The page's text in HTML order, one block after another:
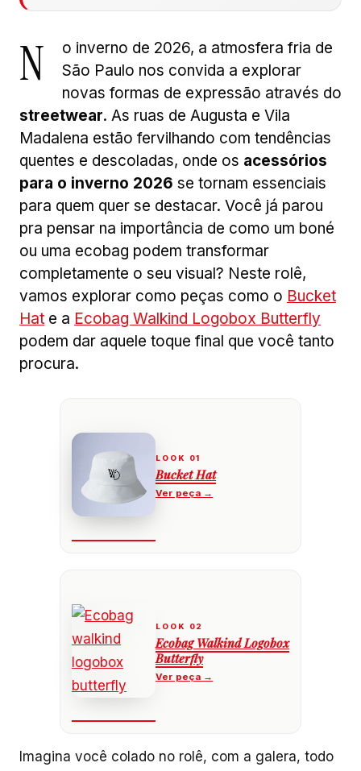
N
o inverno de 2026, a atmosfera fria de
São Paulo nos convida a explorar
novas formas de expressão através do
streetwear. As ruas de Augusta e Vila
Madalena estão fervilhando com tendências
quentes e descoladas, onde os acessórios
para o inverno 2026 se tornam essenciais
para quem quer se destacar. Você já parou
pra pensar na importância de como um boné
ou uma ecobag podem transformar
completamente o seu visual? Neste rolê,
vamos explorar como peças como o Bucket
Hat e a Ecobag Walkind Logobox Butterfly
podem dar aquele toque final que você tanto
procura.
Bucket Hat
Ecobag Walkind Logobox
Butterfly
Imagina você colado no rolê, com a galera, todo